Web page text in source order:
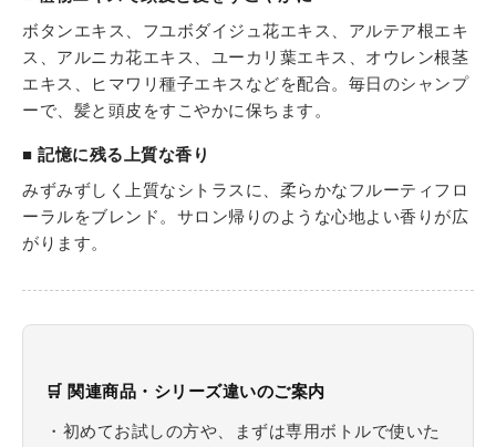
ボタンエキス、フユボダイジュ花エキス、アルテア根エキ
ス、アルニカ花エキス、ユーカリ葉エキス、オウレン根茎
エキス、ヒマワリ種子エキスなどを配合。毎日のシャンプ
ーで、髪と頭皮をすこやかに保ちます。
■ 記憶に残る上質な香り
みずみずしく上質なシトラスに、柔らかなフルーティフロ
ーラルをブレンド。サロン帰りのような心地よい香りが広
がります。
🛒 関連商品・シリーズ違いのご案内
・初めてお試しの方や、まずは専用ボトルで使いた